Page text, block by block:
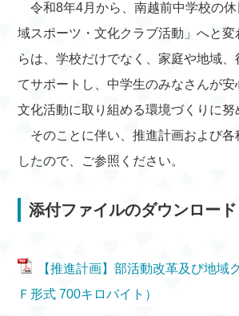
令和8年4月から、南越前中学校の
域スポーツ・文化クラブ活動」へと
らは、学校だけでなく、家庭や地域、
てサポートし、中学生のみなさんが安
文化活動に取り組める環境づくりに努
そのことに伴い、推進計画および各
したので、ご参照ください。
添付ファイルのダウンロード
【推進計画】部活動改革及び地域
Ｆ形式 700キロバイト）